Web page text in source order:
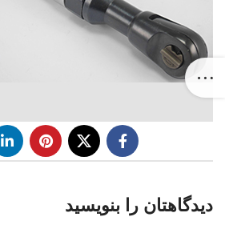
دیدگاهتان را بنویسید